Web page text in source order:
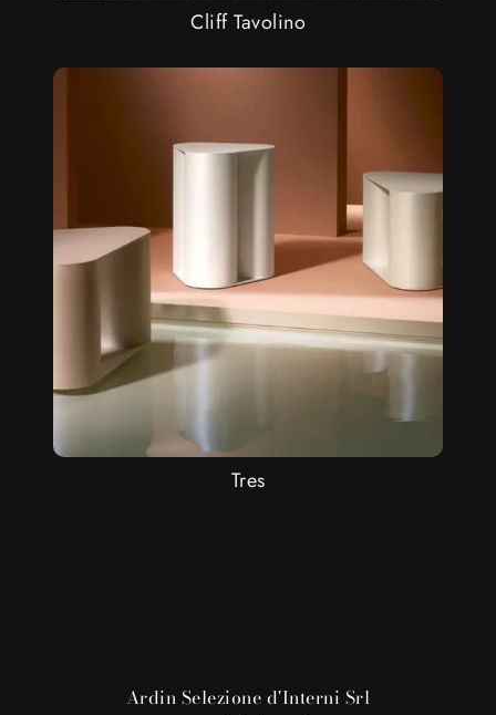
Cliff Tavolino
Tres
Ardin Selezione d'Interni Srl